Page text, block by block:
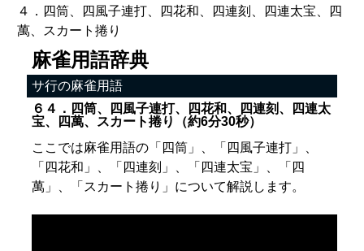
４．四筒、四風子連打、四花和、四連刻、四連太宝、四
萬、スカート捲り
麻雀用語辞典
サ行の麻雀用語
６４．四筒、四風子連打、四花和、四連刻、四連太
宝、四萬、スカート捲り（約6分30秒）
ここでは麻雀用語の「四筒」、「四風子連打」、
「四花和」、「四連刻」、「四連太宝」、「四
萬」、「スカート捲り」について解説します。